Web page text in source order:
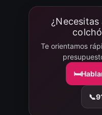
Te orientamos
🛏️
📞